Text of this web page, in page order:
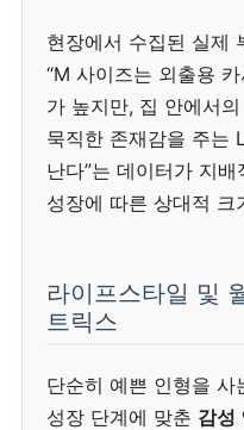
현장에서 수집된 실제
“M 사이즈는 외출용
가 높지만, 집 안에서
묵직한 존재감을 주는
난다”는 데이터가 지
성장에 따른 상대적 크
라이프스타일 및
트릭스
단순히 예쁜 인형을 사
성장 단계에 맞춘 감성